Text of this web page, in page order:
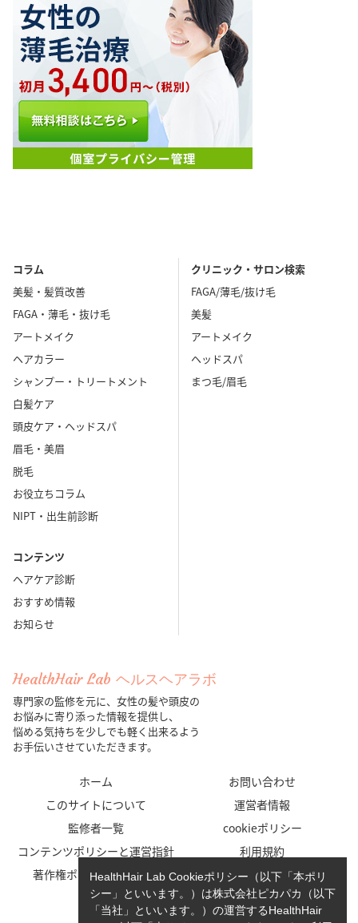
沖縄県
コラム
美髪・髪質改善
FAGA・薄毛・抜け毛
アートメイク
ヘアカラー
シャンプー・トリートメント
白髪ケア
頭皮ケア・ヘッドスパ
眉毛・美眉
脱毛
お役立ちコラム
NIPT・出生前診断
コンテンツ
ヘアケア診断
おすすめ情報
お知らせ
クリニック・サロン検索
FAGA/薄毛/抜け毛
美髪
アートメイク
ヘッドスパ
まつ毛/眉毛
HealthHair Lab ヘルスヘアラボ
専門家の監修を元に、女性の髪や頭皮の
お悩みに寄り添った情報を提供し、
悩める気持ちを少しでも軽く出来るよう
お手伝いさせていただきます。
ホーム
お問い合わせ
このサイトについて
運営者情報
監修者一覧
cookieポリシー
コンテンツポリシーと運営指針
利用規約
著作権ポリシー/免責事項
プライバシーポリシー
HealthHair Lab Cookieポリシー（以下「本ポリ
シー」といいます。）は株式会社ピカパカ（以下
「当社」といいます。）の運営するHealthHair